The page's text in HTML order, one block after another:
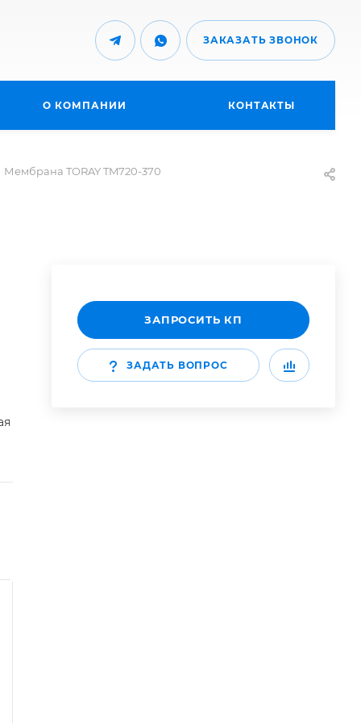
ЗАКАЗАТЬ ЗВОНОК
О КОМПАНИИ КОНТАКТЫ
Мембрана TORAY TM720-370
ЗАПРОСИТЬ КП
ЗАДАТЬ ВОПРОС